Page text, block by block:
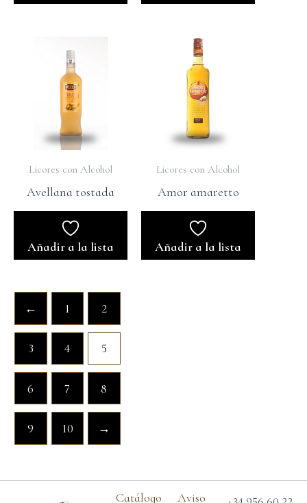
Licores con Alcohol
Avellana tostada
Añadir a la lista
Licores con Alcohol
Amor amaretto
Añadir a la lista
← 1 2
3 4 5
6 7 8
9 10 →
Catálogo
Aviso